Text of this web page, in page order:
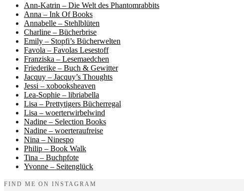
Ann-Katrin – Die Welt des Phantomrabbits
Anna – Ink Of Books
Annabelle – Stehlblüten
Charline – Bücherbrise
Emily – Stopfi’s Bücherwelten
Favola – Favolas Lesestoff
Franziska – Lesemaedchen
Friederike – Buch & Gewitter
Jacquy – Jacquy’s Thoughts
Jessi – xobooksheaven
Lea-Sophie – libriabella
Lisa – Prettytigers Bücherregal
Lisa – woerterwirbelwind
Nadine – Selection Books
Nadine – woerteraufreise
Nina – Ninespo
Philip – Book Walk
Tina – Buchpfote
Yvonne – Seitenglück
FIND ME ON INSTAGRAM